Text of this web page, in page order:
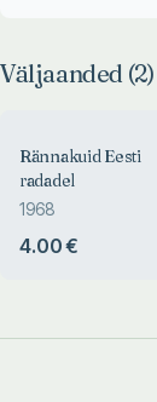
Väljaanded (2)
Rännakuid Eesti
radadel
1968
4.00 €